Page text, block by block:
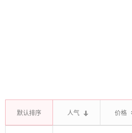
默认排序 人气 价格